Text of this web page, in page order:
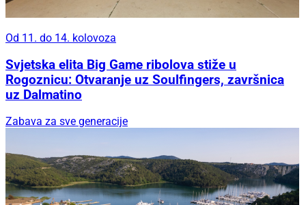
Od 11. do 14. kolovoza
Svjetska elita Big Game ribolova stiže u
Rogoznicu: Otvaranje uz Soulfingers, završnica
uz Dalmatino
Zabava za sve generacije